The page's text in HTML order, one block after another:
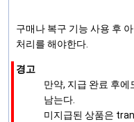
구매나 복구 기능 사용 후
처리를 해야한다.
경고
만약, 지급 완료 후
남는다.
미지급된 상품은